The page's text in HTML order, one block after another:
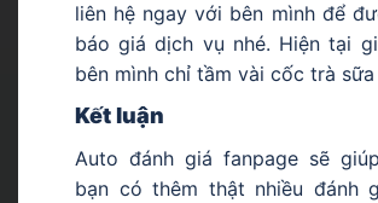
liên hệ ngay với bên mình để
báo giá dịch vụ nhé. Hiện tại
bên mình chỉ tầm vài cốc trà
Kết luận
Auto đánh giá fanpage sẽ
bạn có thêm thật nhiều đánh